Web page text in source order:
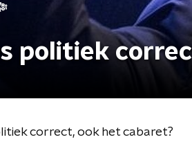
politiek
correct, ook het cabaret?